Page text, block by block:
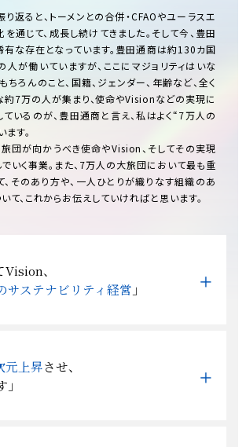
返ると、トーメンとの合併・CFAOやユーラスエ
通じて、成長し続けてきました。そして今、豊田
な存在となっています。豊田通商は約130カ国
人が働いていますが、ここにマジョリティはいな
ちろんのこと、国籍、ジェンダー、年齢など、全く
7万の人が集まり、使命やVisionなどの実現に
いるのが、豊田通商と言え、私はよく“7万人の
す。
団が向かうべき使命やVision、そしてその実現
いく事業。また、7万人の大旅団において最も重
、そのあり方や、一人ひとりが織りなす組織のあ
て、これからお伝えしていければと思います。
Vision、
サステナビリティ経営 」
元上昇させ、